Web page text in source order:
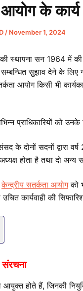
के
/ November 1, 2024
स्थापना सन 1964 में
सुझाव देने के
आयोग किसी भी
प्राधिकारियों को
के दोनों सदनों द्वारा
होता है तथा दो
केन्द्रीय सतर्कता आयोगको
कार्यवाही की
होते हैं, जिनकी